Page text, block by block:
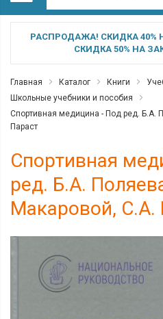
РАСПРОДАЖА! СКИДКА 40%
СКИДКА 50% НА
Главная Каталог Книги
Школьные учебники и пособия
Спортивная медицина - Под ред. Б.А.
Параст
Спортивная
ред. Б.А.
Макаровой, С.А.